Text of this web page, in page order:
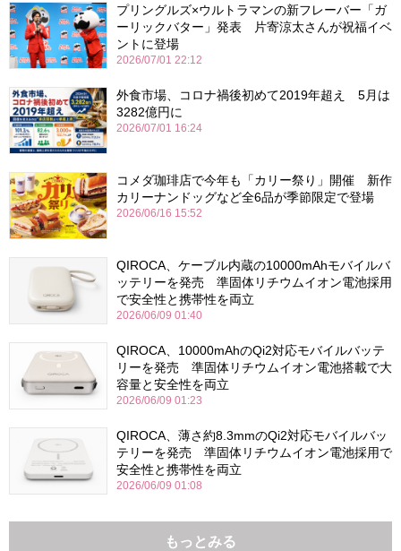
プリングルズ×ウルトラマンの新フレーバー「ガ
ーリックバター」発表 片寄涼太さんが祝福イベ
ントに登場
2026/07/01 22:12
外食市場、コロナ禍後初めて2019年超え 5月は
3282億円に
2026/07/01 16:24
コメダ珈琲店で今年も「カリー祭り」開催 新作
カリーナンドッグなど全6品が季節限定で登場
2026/06/16 15:52
QIROCA、ケーブル内蔵の10000mAhモバイルバ
ッテリーを発売 準固体リチウムイオン電池採用
で安全性と携帯性を両立
2026/06/09 01:40
QIROCA、10000mAhのQi2対応モバイルバッテ
リーを発売 準固体リチウムイオン電池搭載で大
容量と安全性を両立
2026/06/09 01:23
QIROCA、薄さ約8.3mmのQi2対応モバイルバッ
テリーを発売 準固体リチウムイオン電池採用で
安全性と携帯性を両立
2026/06/09 01:08
もっとみる